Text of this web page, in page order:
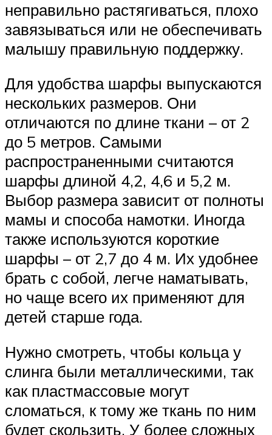
неправильно растягиваться, плохо
завязываться или не обеспечивать
малышу правильную поддержку.
Для удобства шарфы выпускаются
нескольких размеров. Они
отличаются по длине ткани – от 2
до 5 метров. Самыми
распространенными считаются
шарфы длиной 4,2, 4,6 и 5,2 м.
Выбор размера зависит от полноты
мамы и способа намотки. Иногда
также используются короткие
шарфы – от 2,7 до 4 м. Их удобнее
брать с собой, легче наматывать,
но чаще всего их применяют для
детей старше года.
Нужно смотреть, чтобы кольца у
слинга были металлическими, так
как пластмассовые могут
сломаться, к тому же ткань по ним
будет скользить. У более сложных